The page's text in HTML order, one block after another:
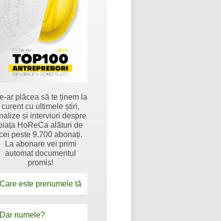
ar plăcea să te ținem la
curent cu ultimele știri,
și interviuri despre
HoReCa alături de
peste 9.700 abonați.
La abonare vei primi
automat documentul
promis!